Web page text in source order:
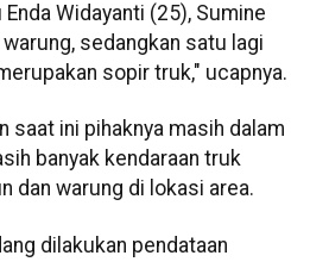
Widayanti (25), Sumine
sedangkan satu lagi
sopir truk," ucapnya.
saat ini pihaknya masih dalam
banyak kendaraan truk
dan warung di lokasi area.
dilakukan pendataan